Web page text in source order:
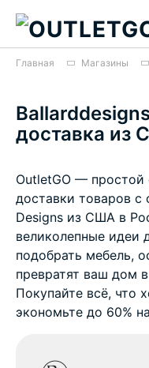
Главная Магазины
доставка из
OutletGO — простой
доставки товаров с
Designs из США в
великолепные идеи
подобрать мебель,
превратят ваш дом
Покупайте всё, что
экономьте до 60%